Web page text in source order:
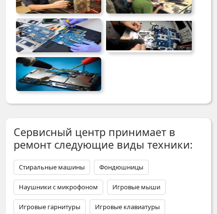
Сервисный центр принимает в
ремонт следующие виды техники:
Стиральные машины Фондюшницы
Наушники с микрофоном Игровые мыши
Игровые гарнитуры Игровые клавиатуры